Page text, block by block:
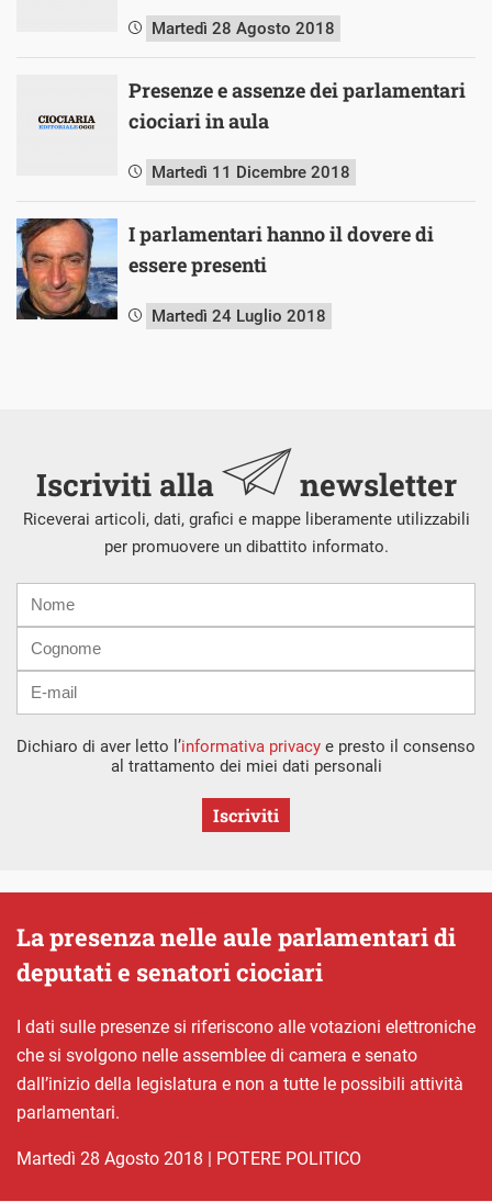
Martedì 28 Agosto 2018
Presenze e assenze dei parlamentari
ciociari in aula
Martedì 11 Dicembre 2018
I parlamentari hanno il dovere di
essere presenti
Martedì 24 Luglio 2018
Iscriviti alla newsletter
Riceverai articoli, dati, grafici e mappe liberamente utilizzabili
per promuovere un dibattito informato.
mail
Dichiaro di aver letto l’informativa privacy e presto il consenso
al trattamento dei miei dati personali
Iscriviti
La presenza nelle aule parlamentari di
deputati e senatori ciociari
I dati sulle presenze si riferiscono alle votazioni elettroniche
che si svolgono nelle assemblee di camera e senato
dall’inizio della legislatura e non a tutte le possibili attività
parlamentari.
martedì 28 Agosto 2018 | POTERE POLITICO